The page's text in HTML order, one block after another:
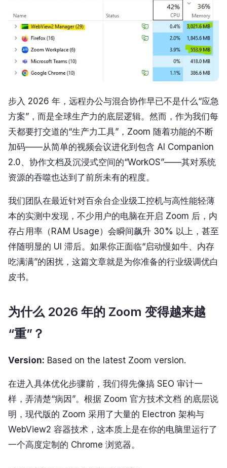
步入 2026 年，远程办公与混合协作早已不是什么“应急
方案”，而是全球生产力的底层逻辑。然而，作为我们每
天都要打交道的“生产力工具”，Zoom 随着功能的不断
加码——从简单的视频会议进化到包含 AI Companion
2.0、协作文档及沉浸式空间的“WorkOS”——其对系统
资源的吞噬也达到了前所未有的程度。
我们团队在最近针对百余台企业级工控机与高性能轻薄
本的实测中发现，不少用户的电脑在开启 Zoom 后，内
存占用率（RAM Usage）会瞬间飙升 30% 以上，甚至
伴随明显的 UI 滞后。如果你正面临“启动慢如牛、内存
吃满满”的困扰，这篇文章就是为你准备的行业级调优白
皮书。
为什么 2026 年的 Zoom 变得越来越
“重”？
Version: Based on the latest Zoom version.
在进入具体优化步骤前，我们得先像搞 SEO 审计一
样，弄清楚“病因”。根据 Zoom 官方技术文档 的底层说
明，现代版的 Zoom 采用了大量的 Electron 架构与
WebView2 容器技术，这本质上是在你的电脑里运行了
一个高度定制的 Chrome 浏览器。